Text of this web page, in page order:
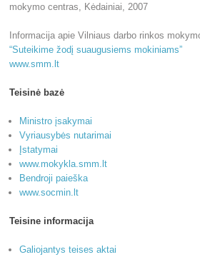
mokymo centras, Kėdainiai, 2007
Informacija apie Vilniaus darbo rinkos
“Suteikime žodį suaugusiems mokiniams”
www.smm.lt
Teisinė bazė
Ministro įsakymai
Vyriausybės nutarimai
Įstatymai
www.mokykla.smm.lt
Bendroji paieška
www.socmin.lt
Teisine informacija
Galiojantys teises aktai